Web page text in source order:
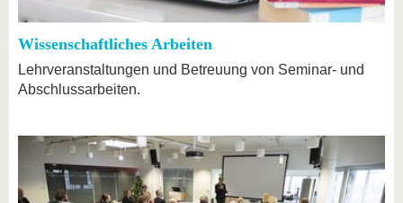
Wissenschaftliches Arbeiten
Lehrveranstaltungen und Betreuung von Seminar- und
Abschlussarbeiten.